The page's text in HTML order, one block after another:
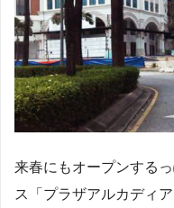
来春にもオープンする
ス「プラザアルカディ